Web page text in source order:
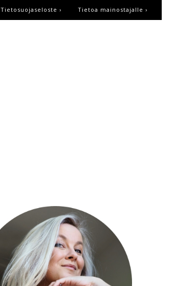
Tietoa mainostajalle ›
Tietosuojaseloste ›